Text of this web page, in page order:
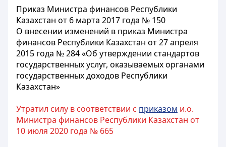
Приказ Министра финансов Республики
Казахстан от 6 марта 2017 года № 150
О внесении изменений в приказ Министра
финансов Республики Казахстан от 27 апреля
2015 года № 284 «Об утверждении стандартов
государственных услуг, оказываемых органами
государственных доходов Республики
Казахстан»
Утратил силу в соответствии с приказом и.о.
Министра финансов Республики Казахстан от
10 июля 2020 года № 665